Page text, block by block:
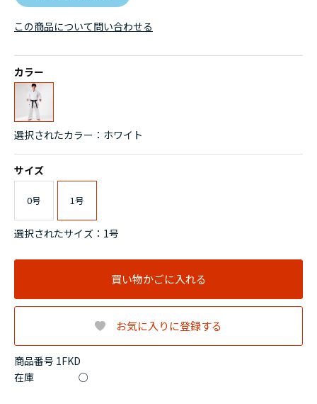
商品番号 1FKD
在庫 ○
カラー
選択されたカラー：ホワイト
サイズ
0号 1号
選択されたサイズ：1号
買い物かごに入れる
お気に入りに登録する
この商品について問い合わせる